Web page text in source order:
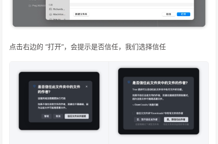
点击右边的 “打开”，会提示是否信任，我们选择信任